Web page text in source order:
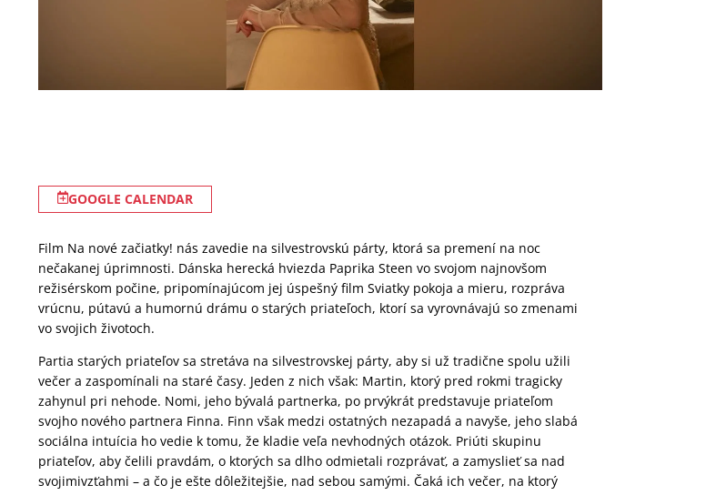
GOOGLE CALENDAR
Film Na nové začiatky! nás zavedie na silvestrovskú párty, ktorá sa premení na noc
nečakanej úprimnosti. Dánska herecká hviezda Paprika Steen vo svojom najnovšom
režisérskom počine, pripomínajúcom jej úspešný film Sviatky pokoja a mieru, rozpráva
vrúcnu, pútavú a humornú drámu o starých priateľoch, ktorí sa vyrovnávajú so zmenami
vo svojich životoch.
Partia starých priateľov sa stretáva na silvestrovskej párty, aby si už tradične spolu užili
večer a zaspomínali na staré časy. Jeden z nich však: Martin, ktorý pred rokmi tragicky
zahynul pri nehode. Nomi, jeho bývalá partnerka, po prvýkrát predstavuje priateľom
svojho nového partnera Finna. Finn však medzi ostatných nezapadá a navyše, jeho slabá
sociálna intuícia ho vedie k tomu, že kladie veľa nevhodných otázok. Priúti skupinu
priateľov, aby čelili pravdám, o ktorých sa dlho odmietali rozprávať, a zamyslieť sa nad
svojimivzťahmi – a čo je ešte dôležitejšie, nad sebou samými. Čaká ich večer, na ktorý